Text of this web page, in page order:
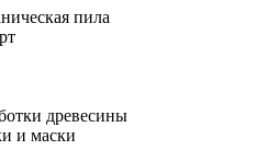
пила
древесины
и маски